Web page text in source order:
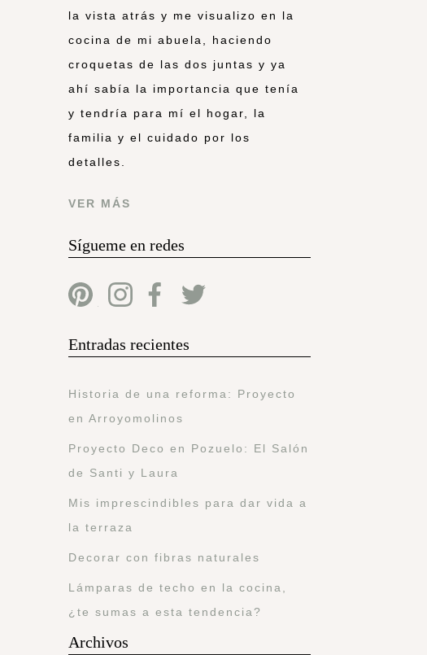
la vista atrás y me visualizo en la
cocina de mi abuela, haciendo
croquetas de las dos juntas y ya
ahí sabía la importancia que tenía
y tendría para mí el hogar, la
familia y el cuidado por los
detalles.
VER MÁS
Sígueme en redes
Entradas recientes
Historia de una reforma: Proyecto
en Arroyomolinos
Proyecto Deco en Pozuelo: El Salón
de Santi y Laura
Mis imprescindibles para dar vida a
la terraza
Decorar con fibras naturales
Lámparas de techo en la cocina,
¿te sumas a esta tendencia?
Archivos